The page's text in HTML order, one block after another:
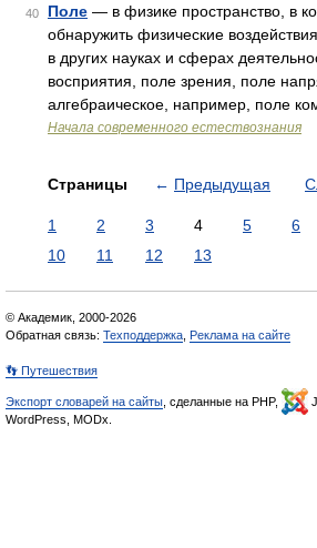
40 Поле — в физике пространство, в
обнаружить физические
в других науках и сферах
восприятия, поле зрения, поле
алгебраическое, например, поле
Начала современного естествознания
Страницы ← Предыдущая
1 2 3 4 5 6
10
11 12 13
© Академик, 2000-2026
Обратная связь: Техподдержка Реклама на сайте
👣 Путешествия
Экспорт словарей на сайты , сделанные на PHP,
WordPress, MODx.